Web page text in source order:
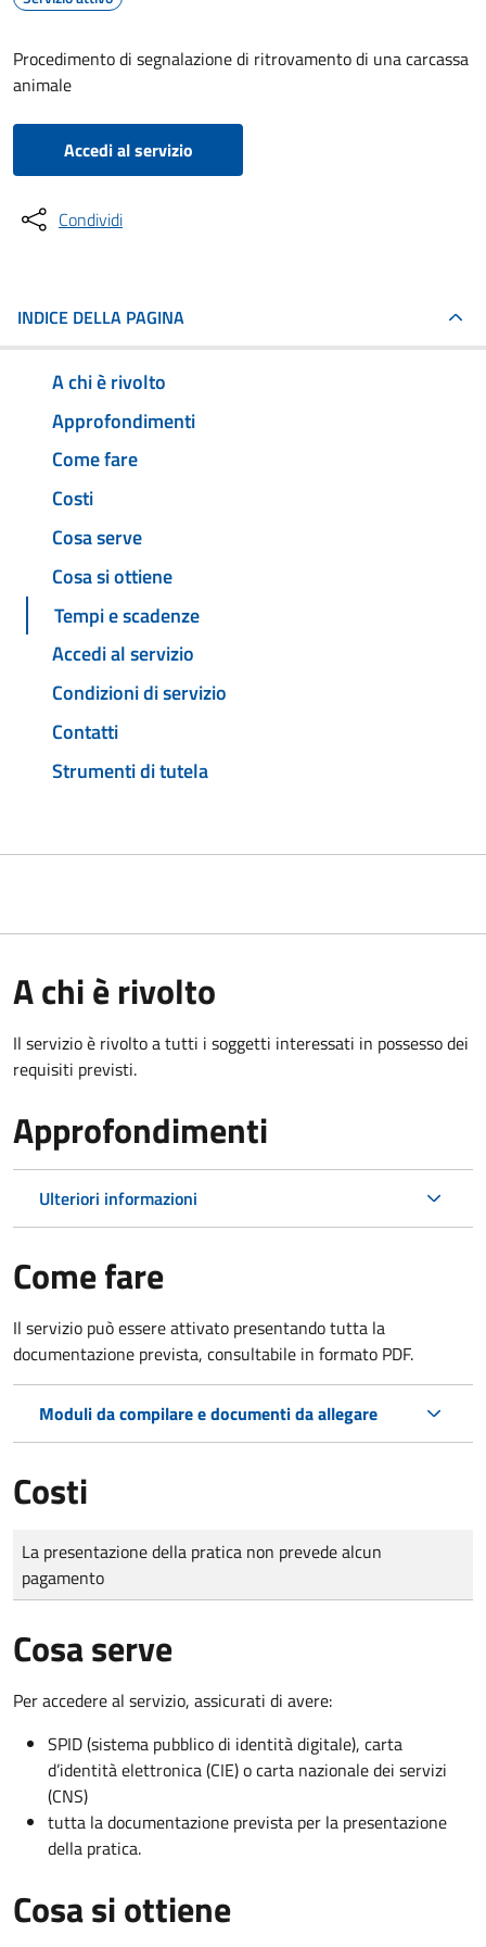
Procedimento di segnalazione di ritrovamento di una carcassa
animale
Accedi al servizio
Condividi
INDICE DELLA PAGINA
A chi è rivolto
Approfondimenti
Come fare
Costi
Cosa serve
Cosa si ottiene
Tempi e scadenze
Accedi al servizio
Condizioni di servizio
Contatti
Strumenti di tutela
A chi è rivolto
Il servizio è rivolto a tutti i soggetti interessati in possesso dei
requisiti previsti.
Approfondimenti
Ulteriori informazioni
Come fare
Il servizio può essere attivato presentando tutta la
documentazione prevista, consultabile in formato PDF.
Moduli da compilare e documenti da allegare
Costi
Tipo di pagamento
Importo
La presentazione della pratica non prevede alcun
pagamento
Cosa serve
Per accedere al servizio, assicurati di avere:
SPID (sistema pubblico di identità digitale), carta
d’identità elettronica (CIE) o carta nazionale dei servizi
(CNS)
tutta la documentazione prevista per la presentazione
della pratica.
Cosa si ottiene